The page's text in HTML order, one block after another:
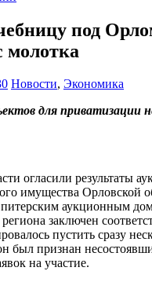
под
молотка
Новости, Экономика
для приватизации
огласили результаты
имущества Орловской
аукционным
региона заключен
пустить сразу
был признан
на участие.